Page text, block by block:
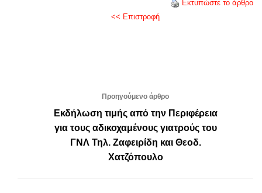
Εκτυπώστε το άρθρο
<< Επιστροφή
Προηγούμενο άρθρο
Εκδήλωση τιμής από την Περιφέρεια
για τους αδικοχαμένους γιατρούς του
ΓΝΛ Τηλ. Ζαφειρίδη και Θεοδ.
Χατζόπουλο